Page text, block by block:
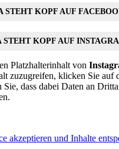
STEHT KOPF AUF
STEHT KOPF AUF
Platzhalterinhalt von
zuzugreifen, klicken Sie auf
Sie, dass dabei Daten an
akzeptieren und Inhalte